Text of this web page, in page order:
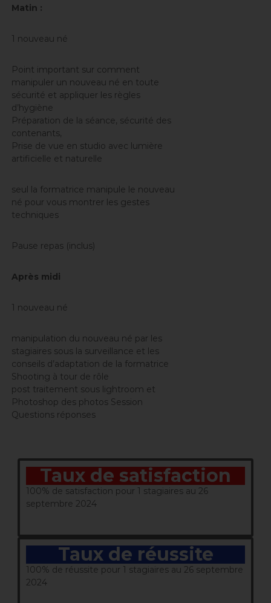
Matin :
1 nouveau né
Point important sur comment
manipuler un nouveau né en toute
sécurité et appliquer les règles
d’hygiène
Préparation de la séance, sécurité des
contenants,
Prise de vue en studio avec lumière
artificielle et naturelle
seul la formatrice manipule le nouveau
né pour vous montrer les gestes
techniques
Pause repas (inclus)
Après midi
1 nouveau né
manipulation du nouveau né par les
stagiaires sous la surveillance et les
conseils d’adaptation de la formatrice
Shooting à tour de rôle
post traitement sous lightroom et
Photoshop des photos Session
Questions réponses
Taux de satisfaction
100% de satisfaction pour 1 stagiaires au 26
septembre 2024
Taux de réussite
100% de réussite pour 1 stagiaires au 26 septembre
2024